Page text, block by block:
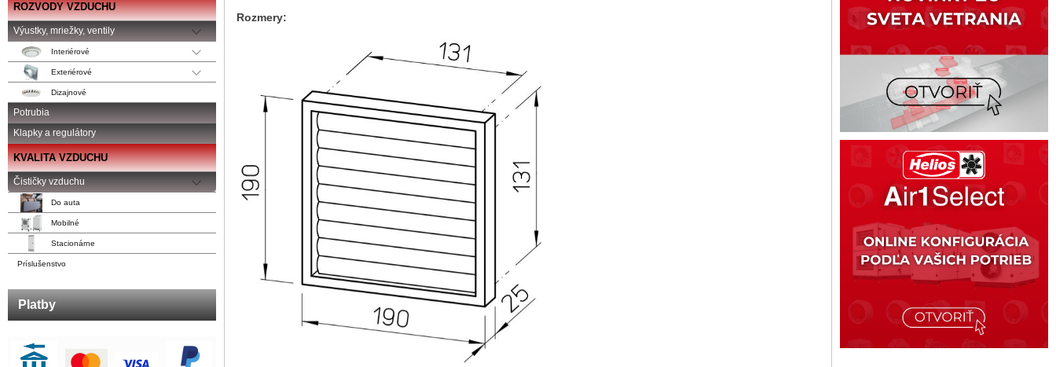
ROZVODY VZDUCHU
Výustky, mriežky, ventily
Interiérové
Exteriérové
Dizajnové
Potrubia
Klapky a regulátory
KVALITA VZDUCHU
Čističky vzduchu
Do auta
Mobilné
Stacionárne
Príslušenstvo
Platby
Rozmery: